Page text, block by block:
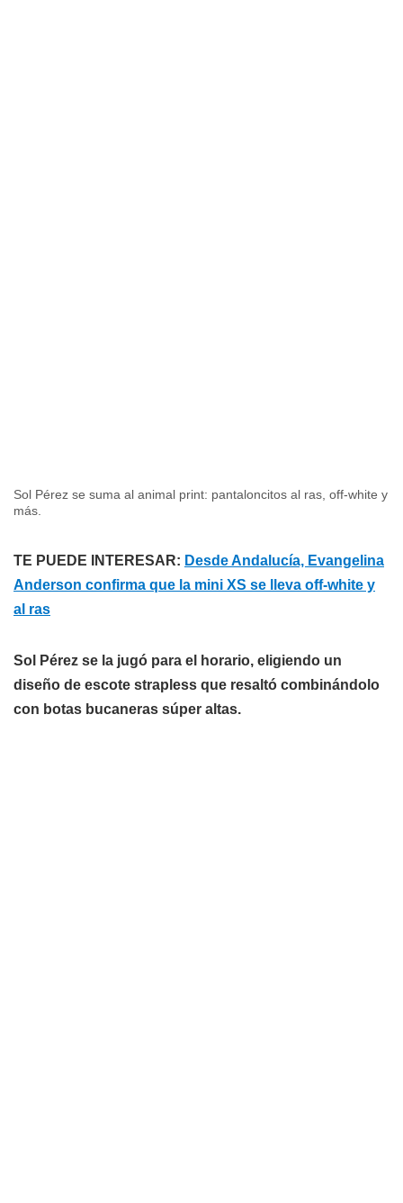
Sol Pérez se suma al animal print: pantaloncitos al ras, off-white y
más.
TE PUEDE INTERESAR: Desde Andalucía, Evangelina
Anderson confirma que la mini XS se lleva off-white y
al ras
Sol Pérez se la jugó para el horario, eligiendo un
diseño de escote strapless que resaltó combinándolo
con botas bucaneras súper altas.